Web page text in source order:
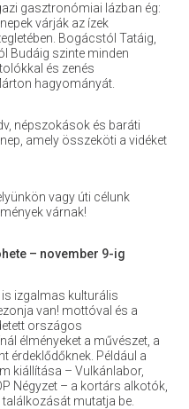
gasztronómiai lázban ég:
várják az ízek
Bogácstól Tatáig,
Budáig szinte minden
és zenés
hagyományát.
népszokások és baráti
amely összeköti a vidéket
vagy úti célunk
várnak!
– november 9-ig
izgalmas kulturális
van! mottóval és a
országos
élményeket a művészet, a
érdeklődőknek. Például a
kiállítása – Vulkánlabor,
Négyzet – a kortárs alkotók,
mutatja be.